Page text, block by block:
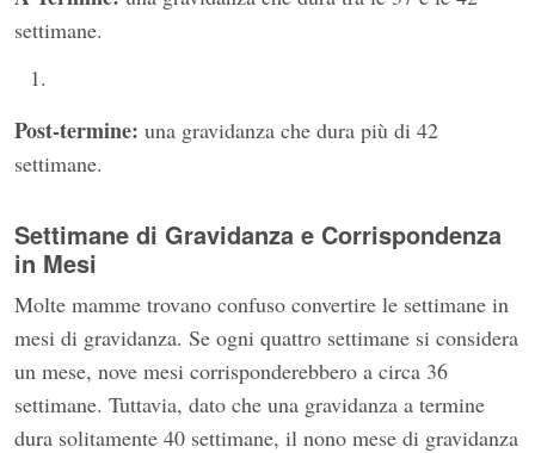
settimane.
Post-termine: una gravidanza che dura più di 42
settimane.
Settimane di Gravidanza e Corrispondenza
in Mesi
Molte mamme trovano confuso convertire le settimane in
mesi di gravidanza. Se ogni quattro settimane si considera
un mese, nove mesi corrisponderebbero a circa 36
settimane. Tuttavia, dato che una gravidanza a termine
dura solitamente 40 settimane, il nono mese di gravidanza